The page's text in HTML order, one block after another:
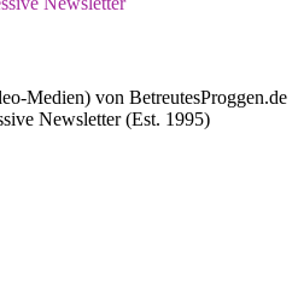
Medien) von BetreutesProggen.de
Newsletter (Est. 1995)